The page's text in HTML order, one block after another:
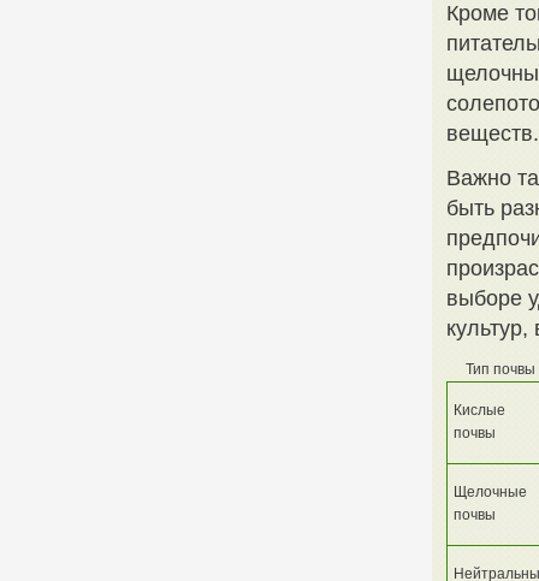
Кроме
веществ.
Важно
быть
выборе
Тип почвы
Кислые
почвы
Щелочные
почвы